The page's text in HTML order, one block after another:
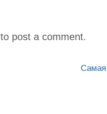
to post a comment.